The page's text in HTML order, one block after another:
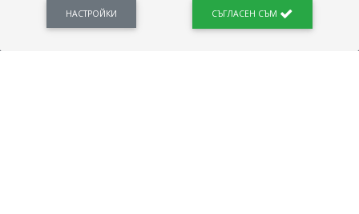
професии и трудови характеристики. Минимален облагаем доход. Калкулатор
НАСТРОЙКИ СЪГЛАСЕН СЪМ